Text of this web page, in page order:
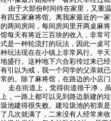
由于大部份时间待在家里，又重
有四五家麻将馆。离我家最近的一
的两间房间，每间房间里开两桌麻
馆每天有将近三百块的收入，非常
式是一种轮流打的玩法，因此一桌
种玩法现在在小镇上非常风行。半
地盛行。这种地下六合彩传过来已
有引以为戒，我一个同学的父亲就
常的。除了麻将馆，在路边的小店
走在街道上，觉得街道很干净，
上，一路上都可以见到路边新建的
圾池建得很失败。建垃圾池的初衷
了几次就满了，二来没有人经常来